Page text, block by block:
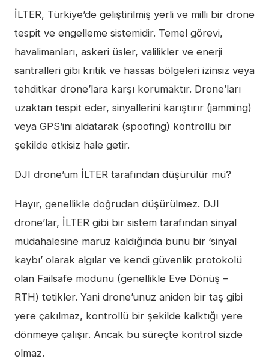
İLTER, Türkiye’de geliştirilmiş yerli ve milli bir drone
tespit ve engelleme sistemidir. Temel görevi,
havalimanları, askeri üsler, valilikler ve enerji
santralleri gibi kritik ve hassas bölgeleri izinsiz veya
tehditkar drone’lara karşı korumaktır. Drone’ları
uzaktan tespit eder, sinyallerini karıştırır (jamming)
veya GPS’ini aldatarak (spoofing) kontrollü bir
şekilde etkisiz hale getir.
DJI drone’um İLTER tarafından düşürülür mü?
Hayır, genellikle doğrudan düşürülmez. DJI
drone’lar, İLTER gibi bir sistem tarafından sinyal
müdahalesine maruz kaldığında bunu bir ‘sinyal
kaybı’ olarak algılar ve kendi güvenlik protokolü
olan Failsafe modunu (genellikle Eve Dönüş –
RTH) tetikler. Yani drone’unuz aniden bir taş gibi
yere çakılmaz, kontrollü bir şekilde kalktığı yere
dönmeye çalışır. Ancak bu süreçte kontrol sizde
olmaz.